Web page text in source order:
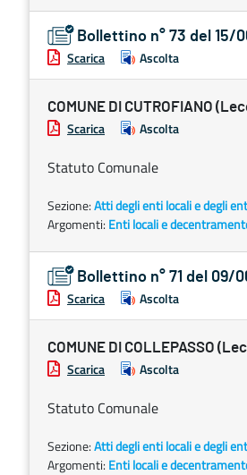
Bollettino n° 73 del 15/
Scarica Ascolta
COMUNE DI CUTROFIANO
Scarica Ascolta
Statuto Comunale
Sezione:Atti degli enti locali e degli
Argomenti: Enti locali e
Bollettino n° 71 del 09/
Scarica Ascolta
COMUNE DI COLLEPASSO
Scarica Ascolta
Statuto Comunale
Sezione:Atti degli enti locali e degli
Argomenti: Enti locali e